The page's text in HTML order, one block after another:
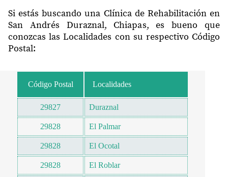
Si estás buscando una Clínica de Rehabilitación en
San Andrés Duraznal, Chiapas, es bueno que
conozcas las Localidades con su respectivo Código
Postal:
Código Postal Localidades
29827 Duraznal
29828 El Palmar
29828 El Ocotal
29828 El Roblar